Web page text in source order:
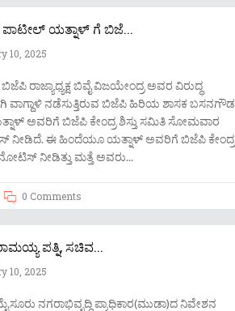
ಯತ್ನಾಳ್ ಗೆ ಬಿಜೆ...
10, 2025
ರಾಜ್ಯಾಧ್ಯಕ್ಷ ಬಿವೈ ವಿಜಯೇಂದ್ರ ಅವರ ವಿರುದ್ಧ
ವಾಗ್ದಾಳಿ ನಡೆಸುತ್ತಿರುವ ಬಿಜೆಪಿ ಹಿರಿಯ ಶಾಸಕ ಬಸನಗೌಡ
ಅವರಿಗೆ ಬಿಜೆಪಿ ಕೇಂದ್ರ ಶಿಸ್ತು ಸಮಿತಿ ಸೋಮವಾರ
ನೀಡಿದೆ. ಈ ಹಿಂದೆಯೂ ಯತ್ನಾಳ್ ಅವರಿಗೆ ಬಿಜೆಪಿ ಕೇಂದ್ರ
ನೀಡಿತ್ತು ಮತ್ತೆ ಅವರು
0 Comments
ಪತ್ನಿ, ಸಚಿವ...
10, 2025
ನಗರಾಭಿವೃದ್ಧಿ ಪ್ರಾಧಿಕಾರ(ಮುಡಾ)ದ ನಿವೇಶನ